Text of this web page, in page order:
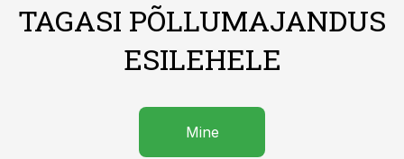
TAGASI PÕLLUMAJANDUS
ESILEHELE
Mine